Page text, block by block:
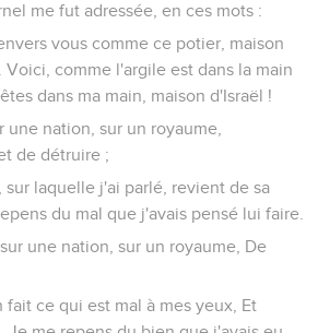
me fut adressée, en ces mots :
vous comme ce potier, maison
Voici, comme l'argile est dans la main
dans ma main, maison d'Israël !
une nation, sur un royaume,
de détruire ;
sur laquelle j'ai parlé, revient de sa
du mal que j'avais pensé lui faire.
une nation, sur un royaume, De
fait ce qui est mal à mes yeux, Et